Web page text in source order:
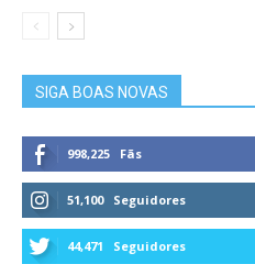
SIGA BOAS NOVAS
998,225 Fãs
51,100 Seguidores
44,471 Seguidores